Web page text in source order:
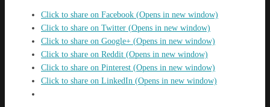
Click to share on Facebook (Opens in new window)
Click to share on Twitter (Opens in new window)
Click to share on Google+ (Opens in new window)
Click to share on Reddit (Opens in new window)
Click to share on Pinterest (Opens in new window)
Click to share on LinkedIn (Opens in new window)